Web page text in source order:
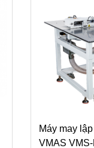
Máy may
VMAS